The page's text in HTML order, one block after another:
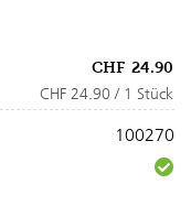
CHF 24.90
CHF 24.90 / 1 Stück
100270